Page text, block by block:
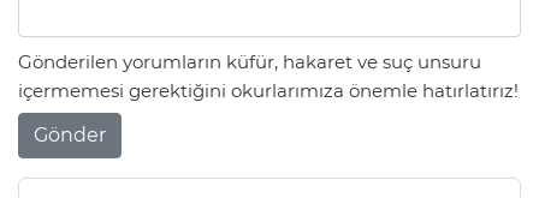
Gönderilen yorumların küfür, hakaret ve suç unsuru
içermemesi gerektiğini okurlarımıza önemle hatırlatırız!
Gönder